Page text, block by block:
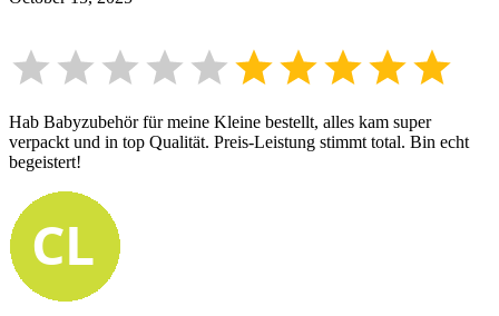
Hab Babyzubehör für meine Kleine bestellt, alles kam super
verpackt und in top Qualität. Preis-Leistung stimmt total. Bin echt
begeistert!